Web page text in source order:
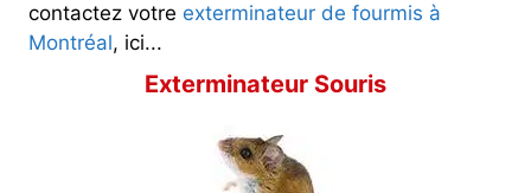
contactez votre exterminateur de fourmis à
Montréal, ici...
Exterminateur Souris